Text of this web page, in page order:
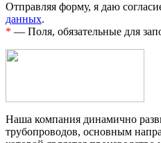
Отправляя форму, я даю
данных.
* — Поля, обязательные для
Наша компания динамично
трубопроводов, основным